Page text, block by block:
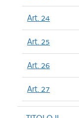
Art. 24
Art. 25
Art. 26
Art. 27